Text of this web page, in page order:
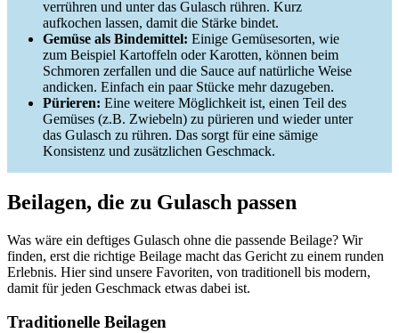
verrühren und unter das Gulasch rühren. Kurz
aufkochen lassen, damit die Stärke bindet.
Gemüse als Bindemittel: Einige Gemüsesorten, wie
zum Beispiel Kartoffeln oder Karotten, können beim
Schmoren zerfallen und die Sauce auf natürliche Weise
andicken. Einfach ein paar Stücke mehr dazugeben.
Pürieren: Eine weitere Möglichkeit ist, einen Teil des
Gemüses (z.B. Zwiebeln) zu pürieren und wieder unter
das Gulasch zu rühren. Das sorgt für eine sämige
Konsistenz und zusätzlichen Geschmack.
Beilagen, die zu Gulasch passen
Was wäre ein deftiges Gulasch ohne die passende Beilage? Wir
finden, erst die richtige Beilage macht das Gericht zu einem runden
Erlebnis. Hier sind unsere Favoriten, von traditionell bis modern,
damit für jeden Geschmack etwas dabei ist.
Traditionelle Beilagen